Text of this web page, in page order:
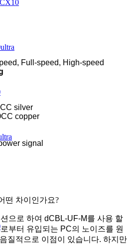
Full-speed, High-speed
silver
copper
signal
떤 차이인가요?
으로 하여 dCBL-UF-M를 사용 할
부터 유입되는 PC의 노이즈를 원
질적으로 이점이 있습니다. 하지만